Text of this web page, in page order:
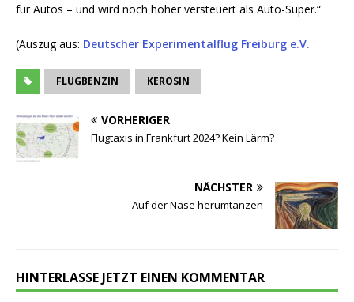
für Autos – und wird noch höher versteuert als Auto-Super.“
(Auszug aus: Deutscher Experimentalflug Freiburg e.V.
FLUGBENZIN KEROSIN
VORHERIGER
Flugtaxis in Frankfurt 2024? Kein Lärm?
NÄCHSTER
Auf der Nase herumtanzen
HINTERLASSE JETZT EINEN KOMMENTAR